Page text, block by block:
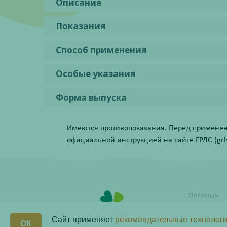
Показания
Способ применения
Особые указания
Форма выпуска
Имеются противопоказания. Перед
официальной инструкцией на сайте ГРЛС
Помощь
заказа
Сайт применяет рекомендательные
ОК